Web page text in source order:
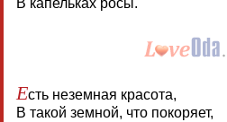
В капельках росы.
Есть неземная красота,
В такой земной, что покоряет,